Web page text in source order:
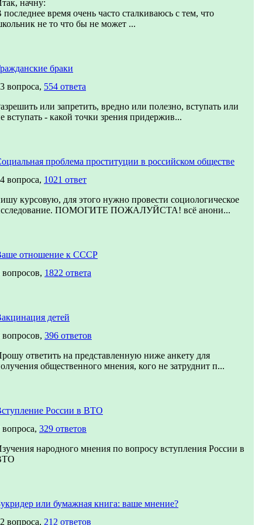
начну:
последнее время очень часто сталкиваюсь с тем, что
не то что бы не может ...
браки
вопроса, 554 ответа
или запретить, вредно или полезно, вступать или
вступать - какой точки зрения придержив...
проблема проституции в российском обществе
вопроса, 1021 ответ
курсовую, для этого нужно провести социологическое
ПОМОГИТЕ ПОЖАЛУЙСТА! всё анони...
отношение к СССР
вопросов, 1822 ответа
детей
вопросов, 396 ответов
ответить на представленную ниже анкету для
общественного мнения, кого не затруднит п...
России в ВТО
вопроса, 329 ответов
народного мнения по вопросу вступления России в
или бумажная книга: ваше мнение?
вопроса, 212 ответов